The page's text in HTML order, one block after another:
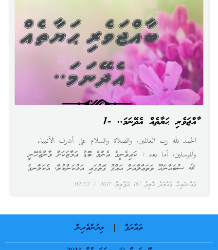
ބާއްޖަވެރި ޙަޔާތެއް އެދޭނަމަ.. -1
އައްޝައިޚް އަޙްމަދު ޚާލިދު 16 އޭޕްރިލް 2017
الحمد لله رب العالمين، والصلاة والسلام على أشرف الأنبياء
والمرسلين، أما بعد : ކައިވެނީގެ އެންމެ ބޮޑު އަމާޒަކަށް ވާންޖެހޭނީ
ﷲ ސުބަޙާނަހޫ ވަތަޢާލާއަށް ޙައްޤު ގޮތުގައި އަޅުކަންކުރާ, އެކަލާނގެ
ތަޢާރަފް
ލިޔުންތެރިން